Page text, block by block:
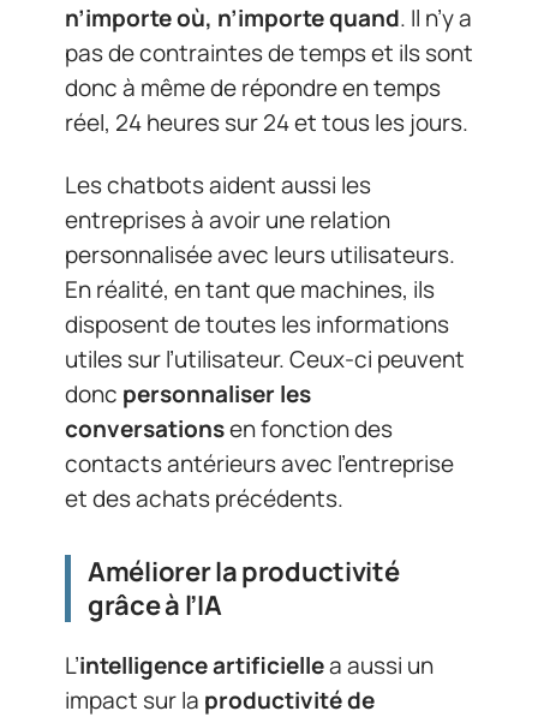
n’importe où, n’importe quand. Il n’y a
pas de contraintes de temps et ils sont
donc à même de répondre en temps
réel, 24 heures sur 24 et tous les jours.
Les chatbots aident aussi les
entreprises à avoir une relation
personnalisée avec leurs utilisateurs.
En réalité, en tant que machines, ils
disposent de toutes les informations
utiles sur l’utilisateur. Ceux-ci peuvent
donc personnaliser les
conversationsen fonction des
contacts antérieurs avec l’entreprise
et des achats précédents.
Améliorer la productivité
grâce à l’IA
L’intelligence artificiellea aussi un
impact sur la productivité de